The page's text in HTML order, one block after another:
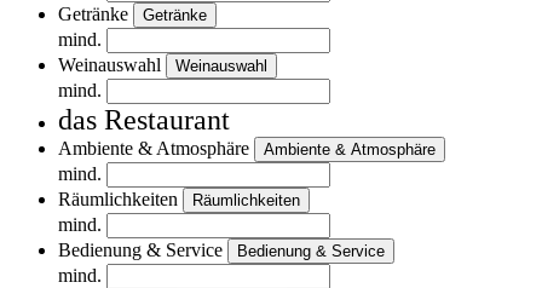
Getränke
Getränke
mind.
Weinauswahl
Weinauswahl
mind.
das Restaurant
Ambiente & Atmosphäre Ambiente & Atmosphäre
mind.
Räumlichkeiten
Räumlichkeiten
mind.
Bedienung & Service
Bedienung & Service
mind.